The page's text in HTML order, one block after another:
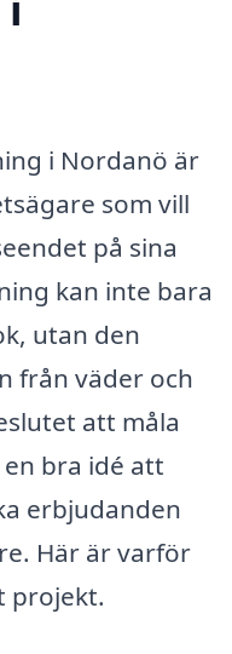
i Nordanö är
som vill
på sina
kan inte bara
utan den
från väder och
att måla
bra idé att
erbjudanden
Här är varför
projekt.